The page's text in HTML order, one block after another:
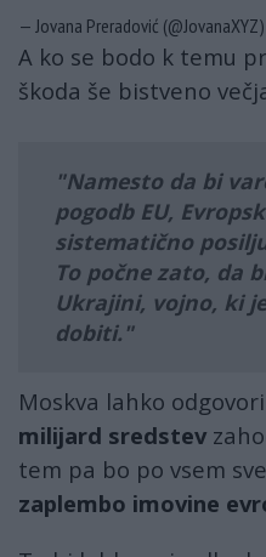
— Jovana Preradović (@JovanaXYZ)
A ko se bodo k temu
škoda še bistveno
Namesto da bi
pogodb EU,
sistematično
To počne zato, da
Ukrajini, vojno, ki
dobiti.
Moskva lahko odgovori
milijard sredstev
tem pa bo po vsem
zaplembo imovine